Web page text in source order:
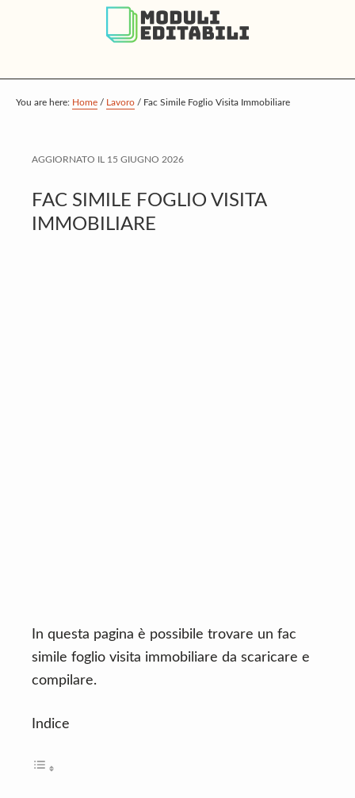
p
t
i
n
p
t
i
m
p
t
o
t
You are here: Home / Lavoro / Fac Simile Foglio Visita Immobiliare
AGGIORNATO IL 15 GIUGNO 2026
FAC SIMILE FOGLIO VISITA
IMMOBILIARE
In questa pagina è possibile trovare un fac
simile foglio visita immobiliare da scaricare e
compilare.
Indice